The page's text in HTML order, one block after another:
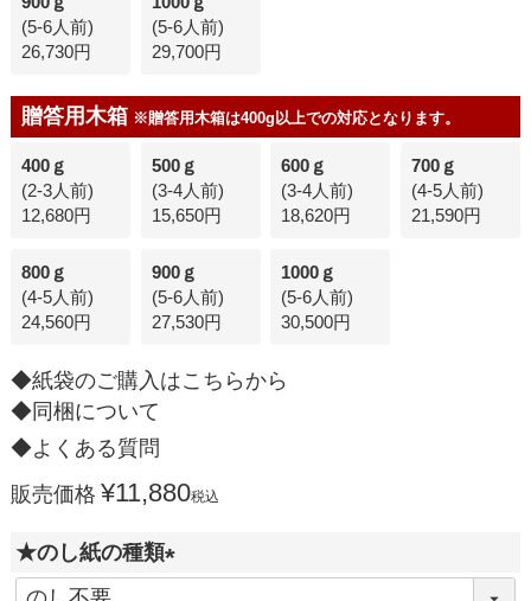
(5-6人前)
26,730円
(5-6人前)
29,700円
贈答用木箱 ※贈答用木箱は400g以上での対応となります。
400ｇ
(2-3人前)
12,680円
500ｇ
(3-4人前)
15,650円
600ｇ
(3-4人前)
18,620円
700ｇ
(4-5人前)
21,590円
800ｇ
(4-5人前)
24,560円
900ｇ
(5-6人前)
27,530円
1000ｇ
(5-6人前)
30,500円
◆紙袋のご購入はこちらから
◆同梱について
◆よくある質問
販売価格 ¥11,880税込
★のし紙の種類